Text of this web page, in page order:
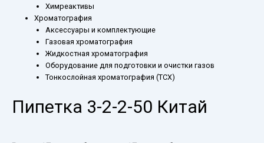
Химреактивы
Хроматография
Аксессуары и комплектующие
Газовая хроматография
Жидкостная хроматография
Оборудование для подготовки и очистки газов
Тонкослойная хроматография (ТСХ)
Пипетка 3-2-2-50 Китай